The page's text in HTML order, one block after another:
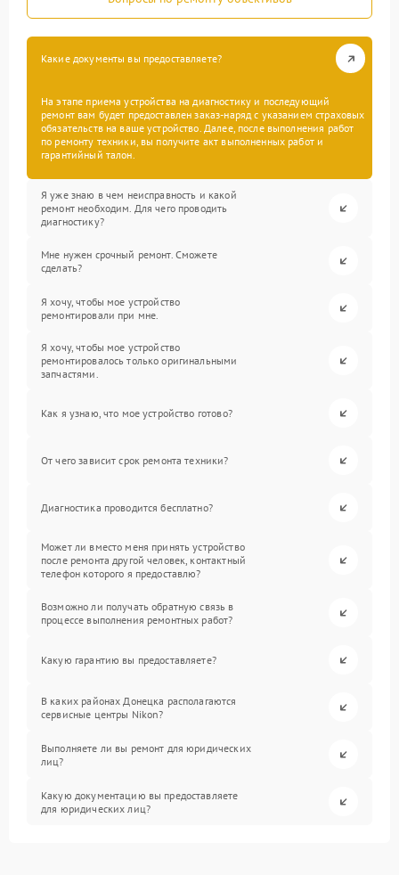
Какие документы вы предоставляете?
На этапе приема устройства на диагностику и последующий
ремонт вам будет предоставлен заказ-наряд с указанием страховых
обязательств на ваше устройство. Далее, после выполнения работ
по ремонту техники, вы получите акт выполненных работ и
гарантийный талон.
Я уже знаю в чем неисправность и какой
ремонт необходим. Для чего проводить
диагностику?
Мне нужен срочный ремонт. Сможете
сделать?
Я хочу, чтобы мое устройство
ремонтировали при мне.
Я хочу, чтобы мое устройство
ремонтировалось только оригинальными
запчастями.
Как я узнаю, что мое устройство готово?
От чего зависит срок ремонта техники?
Диагностика проводится бесплатно?
Может ли вместо меня принять устройство
после ремонта другой человек, контактный
телефон которого я предоставлю?
Возможно ли получать обратную связь в
процессе выполнения ремонтных работ?
Какую гарантию вы предоставляете?
В каких районах Донецка располагаются
сервисные центры Nikon?
Выполняете ли вы ремонт для юридических
лиц?
Какую документацию вы предоставляете
для юридических лиц?